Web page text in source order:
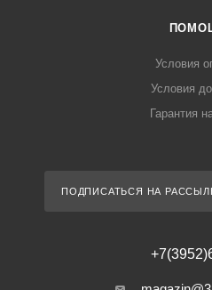
Условия
Условия
Гарантия
ПОДПИСАТЬСЯ НА